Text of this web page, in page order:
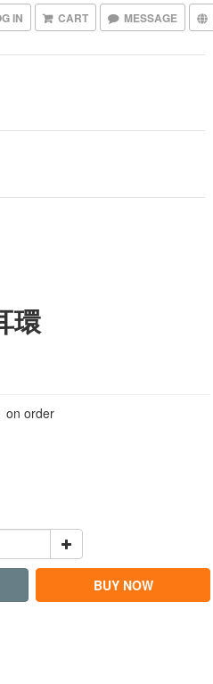
IN CART MESSAGE
環
on order
BUY NOW